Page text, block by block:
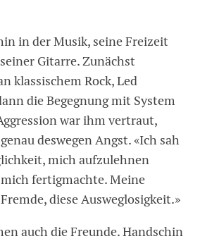
in der Musik, seine Freizeit
Gitarre. Zunächst
klassischem Rock, Led
die Begegnung mit System
war ihm vertraut,
deswegen Angst. «Ich sah
mich aufzulehnen
mich fertigmachte. Meine
diese Ausweglosigkeit.»
auch die Freunde. Handschin